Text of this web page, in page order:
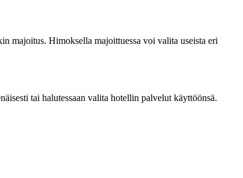
majoitus. Himoksella majoittuessa voi valita useista eri
tai halutessaan valita hotellin palvelut käyttöönsä.